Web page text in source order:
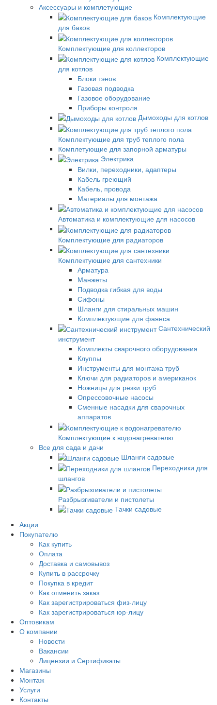
Аксессуары и комплетующие
Комплектующие
для баков
Комплектующие для коллекторов
Комплектующие
для котлов
Блоки тэнов
Газовая подводка
Газовое оборудование
Приборы контроля
Дымоходы для котлов
Комплектующие для труб теплого пола
Комплетующие для запорной арматуры
Электрика
Вилки, переходники, адаптеры
Кабель греющий
Кабель, провода
Материалы для монтажа
Автоматика и комплектующие для насосов
Комплектующие для радиаторов
Комплектующие для сантехники
Арматура
Манжеты
Подводка гибкая для воды
Сифоны
Шланги для стиральных машин
Комплектующие для фаянса
Сантехнический
инструмент
Комплекты сварочного оборудования
Клуппы
Инструменты для монтажа труб
Ключи для радиаторов и американок
Ножницы для резки труб
Опрессовочные насосы
Сменные насадки для сварочных
аппаратов
Комплектующие к водонагревателю
Все для сада и дачи
Шланги садовые
Переходники для
шлангов
Разбрызгиватели и пистолеты
Тачки садовые
Акции
Покупателю
Как купить
Оплата
Доставка и самовывоз
Купить в рассрочку
Покупка в кредит
Как отменить заказ
Как зарегистрироваться физ-лицу
Как зарегистрироваться юр-лицу
Оптовикам
О компании
Новости
Вакансии
Лицензии и Сертификаты
Магазины
Монтаж
Услуги
Контакты